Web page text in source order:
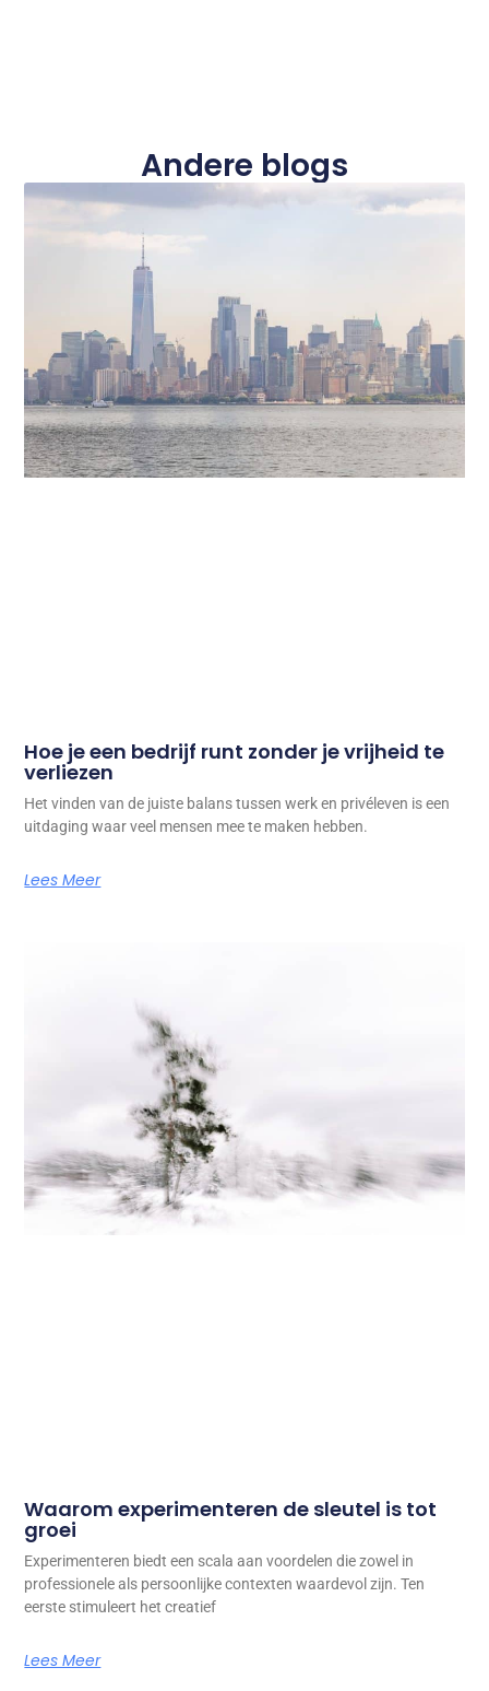
Andere blogs
Hoe je een bedrijf runt zonder je vrijheid te
verliezen
Het vinden van de juiste balans tussen werk en privéleven is een
uitdaging waar veel mensen mee te maken hebben.
Lees Meer
Waarom experimenteren de sleutel is tot
groei
Experimenteren biedt een scala aan voordelen die zowel in
professionele als persoonlijke contexten waardevol zijn. Ten
eerste stimuleert het creatief
Lees Meer